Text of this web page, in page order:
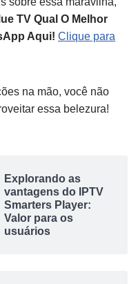
TV Qual O Melhor
Aqui! Clique para
na mão, você não
essa belezura!
Explorando as
vantagens do IPTV
Smarters Player:
Valor para os
usuários